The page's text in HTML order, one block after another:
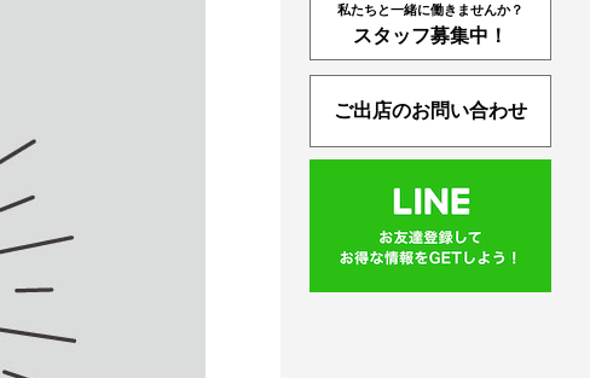
私たちと一緒に働きませんか？
スタッフ募集中！
ご出店のお問い合わせ